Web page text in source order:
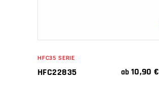
HFC35 SERIE
HFC22835 ab 10,90€